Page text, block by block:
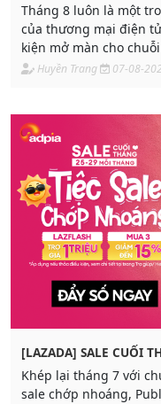
Tháng 8 luôn là một
của thương mại điện
kiện mở màn cho
Huyền Trang 07-08-
[LAZADA] SALE CUỐI
Khép lại tháng 7 với
sale chớp nhoáng,